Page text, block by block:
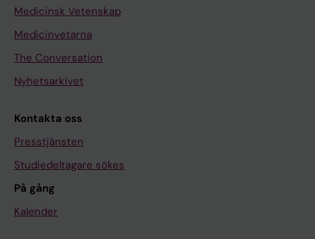
Medicinsk Vetenskap
Medicinvetarna
The Conversation
Nyhetsarkivet
Kontakta oss
Presstjänsten
Studiedeltagare sökes
På gång
Kalender